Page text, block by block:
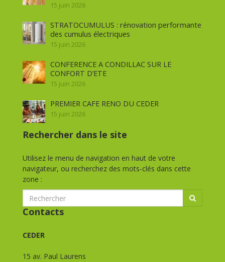
15 juin 2026
STRATOCUMULUS : rénovation performante
des cumulus électriques
15 juin 2026
CONFERENCE A CONDILLAC SUR LE
CONFORT D’ETE
15 juin 2026
PREMIER CAFE RENO DU CEDER
15 juin 2026
Rechercher dans le site
Utilisez le menu de navigation en haut de votre
navigateur, ou recherchez des mots-clés dans cette
zone :
Contacts
CEDER
15 av. Paul Laurens